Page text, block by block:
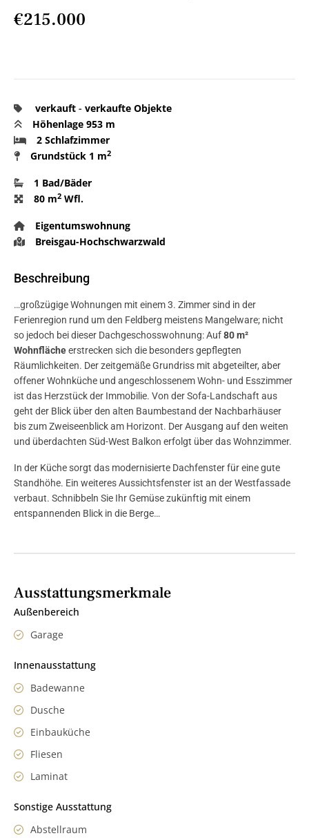
€215.000
verkauft - verkaufte Objekte
Höhenlage 953 m
2 Schlafzimmer
Grundstück 1 m2
1 Bad/Bäder
80 m2 Wfl.
Eigentumswohnung
Breisgau-Hochschwarzwald
Beschreibung
…großzügige Wohnungen mit einem 3. Zimmer sind in der
Ferienregion rund um den Feldberg meistens Mangelware; nicht
so jedoch bei dieser Dachgeschosswohnung: Auf80 m²
Wohnflächeerstrecken sich die besonders gepflegten
Räumlichkeiten. Der zeitgemäße Grundriss mit abgeteilter, aber
offener Wohnküche und angeschlossenem Wohn- und Esszimmer
ist das Herzstück der Immobilie. Von der Sofa-Landschaft aus
geht der Blick über den alten Baumbestand der Nachbarhäuser
bis zum Zweiseenblick am Horizont. Der Ausgang auf den weiten
und überdachten Süd-West Balkon erfolgt über das Wohnzimmer.
In der Küche sorgt das modernisierte Dachfenster für eine gute
Standhöhe. Ein weiteres Aussichtsfenster ist an der Westfassade
verbaut. Schnibbeln Sie Ihr Gemüse zukünftig mit einem
entspannenden Blick in die Berge…
Ausstattungsmerkmale
Außenbereich
Garage
Innenausstattung
Badewanne
Dusche
Einbauküche
Fliesen
Laminat
Sonstige Ausstattung
Abstellraum